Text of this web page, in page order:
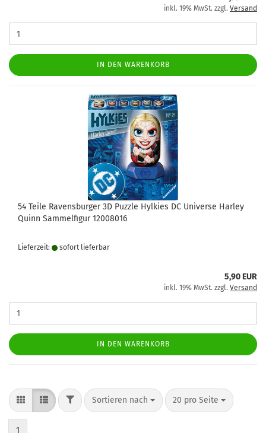
inkl. 19% MwSt. zzgl. Versand
IN DEN WARENKORB
54 Teile Ravensburger 3D Puzzle Hylkies DC Universe Harley
Quinn Sammelfigur 12008016
Lieferzeit: sofort lie­fer­bar
5,90 EUR
inkl. 19% MwSt. zzgl. Versand
IN DEN WARENKORB
FILTERSortieren nach
Sortieren nach 20 pro Seite
pro Seite
1